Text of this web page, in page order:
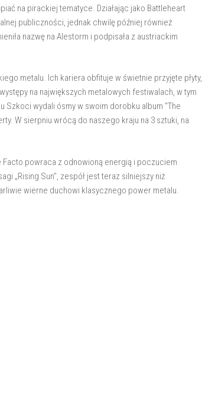
na pirackiej tematyce. Działając jako Battleheart
publiczności, jednak chwilę później również
nazwę na Alestorm i podpisała z austriackim
metalu. Ich kariera obfituje w świetnie przyjęte płyty,
na największych metalowych festiwalach, w tym
Szkoci wydali ósmy w swoim dorobku album "The
W sierpniu wrócą do naszego kraju na 3 sztuki, na
Facto powraca z odnowioną energią i poczuciem
„Rising Sun", zespół jest teraz silniejszy niż
wierne duchowi klasycznego power metalu.